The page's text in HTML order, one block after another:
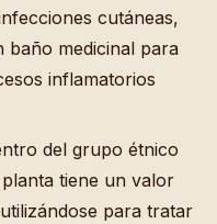
cutáneas,
baño medicinal para
inflamatorios
del grupo étnico
tiene un valor
para tratar